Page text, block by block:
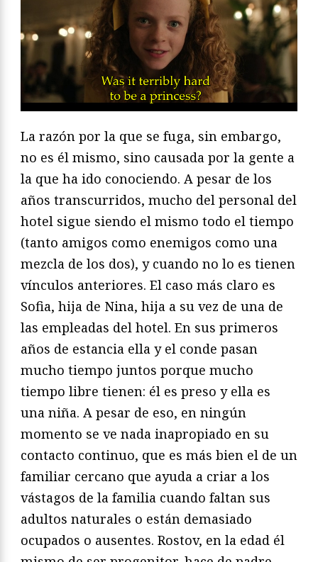
La razón por la que se fuga, sin embargo,
no es él mismo, sino causada por la gente a
la que ha ido conociendo. A pesar de los
años transcurridos, mucho del personal del
hotel sigue siendo el mismo todo el tiempo
(tanto amigos como enemigos como una
mezcla de los dos), y cuando no lo es tienen
vínculos anteriores. El caso más claro es
Sofia, hija de Nina, hija a su vez de una de
las empleadas del hotel. En sus primeros
años de estancia ella y el conde pasan
mucho tiempo juntos porque mucho
tiempo libre tienen: él es preso y ella es
una niña. A pesar de eso, en ningún
momento se ve nada inapropiado en su
contacto continuo, que es más bien el de un
familiar cercano que ayuda a criar a los
vástagos de la familia cuando faltan sus
adultos naturales o están demasiado
ocupados o ausentes. Rostov, en la edad él